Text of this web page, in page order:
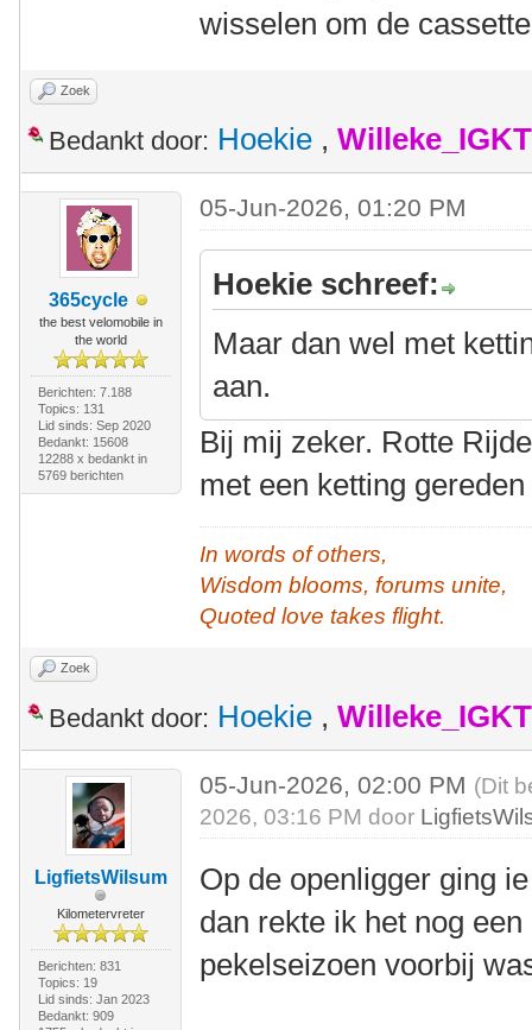
wisselen om de
Zoek
Bedankt door: Hoekie , Willeke_IGKT
365cycle
the best velomobile in
the world
Berichten: 7.188
Topics: 131
Lid sinds: Sep 2020
Bedankt: 15608
12288 x bedankt in
5769 berichten
05-Jun-2026, 01:20 PM
Hoekie schreef:
Maar dan wel met
aan.
Bij mij zeker. Rotte
met een ketting
In words of others,
Wisdom blooms, forums unite,
Quoted love takes flight.
Zoek
Bedankt door: Hoekie , Willeke_IGKT
LigfietsWilsum
Kilometervreter
Berichten: 831
Topics: 19
Lid sinds: Jan 2023
Bedankt: 909
05-Jun-2026, 02:00 PM (Dit
2026, 03:16 PM door
Op de openligger ging
dan rekte ik het nog
pekelseizoen voorbij